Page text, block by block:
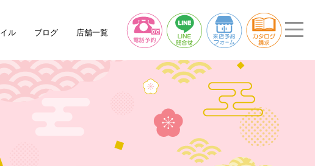
ル ブログ 店舗一覧